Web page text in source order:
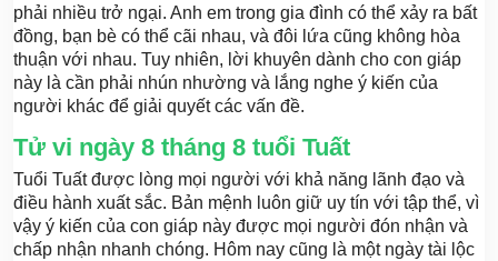
phải nhiều trở ngại. Anh em trong gia đình có thể xảy ra bất
đồng, bạn bè có thể cãi nhau, và đôi lứa cũng không hòa
thuận với nhau. Tuy nhiên, lời khuyên dành cho con giáp
này là cần phải nhún nhường và lắng nghe ý kiến của
người khác để giải quyết các vấn đề.
Tử vi ngày 8 tháng 8 tuổi Tuất
Tuổi Tuất được lòng mọi người với khả năng lãnh đạo và
điều hành xuất sắc. Bản mệnh luôn giữ uy tín với tập thể, vì
vậy ý kiến của con giáp này được mọi người đón nhận và
chấp nhận nhanh chóng. Hôm nay cũng là một ngày tài lộc